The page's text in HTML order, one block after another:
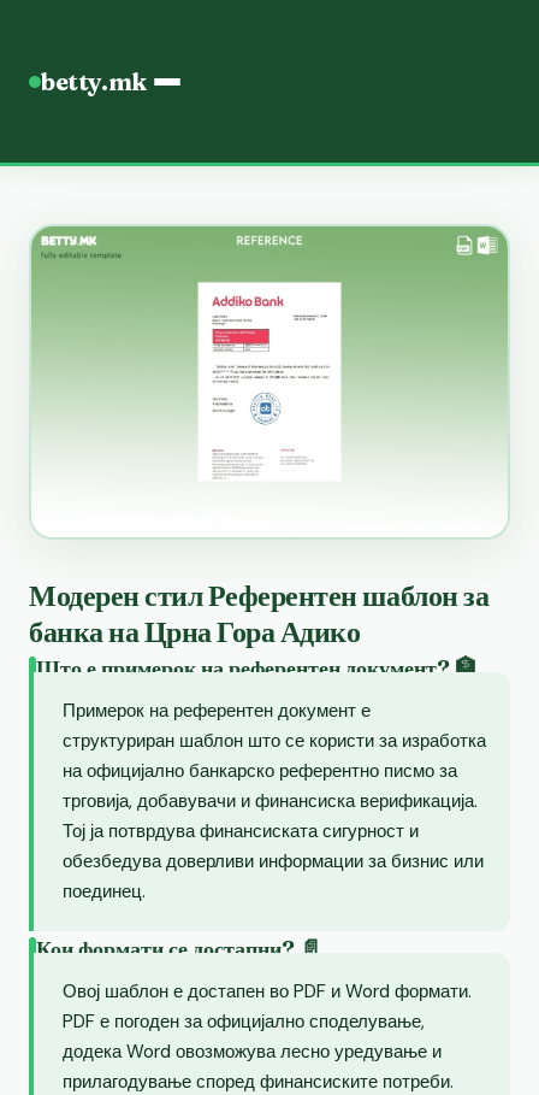
betty.mk
Модерен стил Референтен шаблон за
банка на Црна Гора Адико
Што е примерок на референтен документ? 🏦
Примерок на референтен документ е
структуриран шаблон што се користи за изработка
на официјално банкарско референтно писмо за
трговија, добавувачи и финансиска верификација.
Тој ја потврдува финансиската сигурност и
обезбедува доверливи информации за бизнис или
поединец.
Кои формати се достапни? 📄
Овој шаблон е достапен во PDF и Word формати.
PDF е погоден за официјално споделување,
додека Word овозможува лесно уредување и
прилагодување според финансиските потреби.